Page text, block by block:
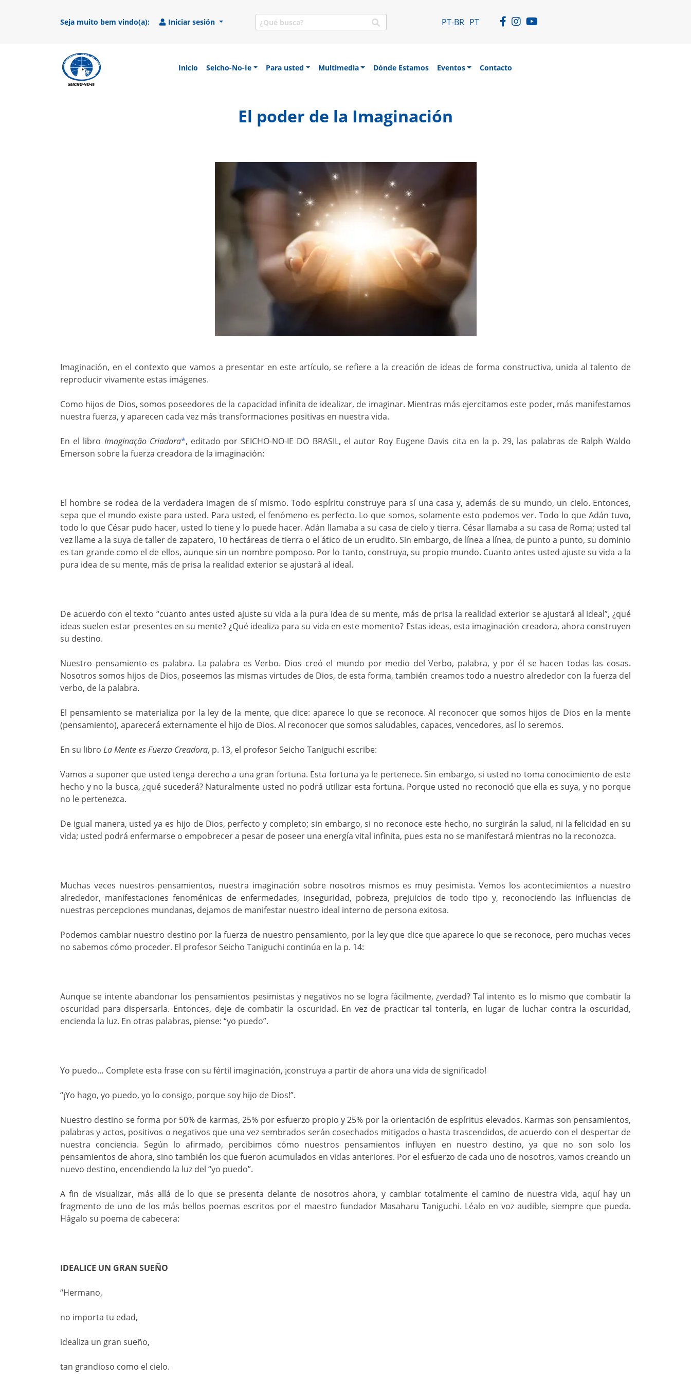
Seja muito bem vindo(a): Iniciar sesión PT-BR PT
Inicio Seicho-No-Ie Para usted Multimedia Dónde Estamos Eventos Contacto
El poder de la Imaginación
Imaginación, en el contexto que vamos a presentar en este artículo, se refiere a la creación de ideas de forma constructiva, unida al talento de
reproducir vivamente estas imágenes.
Como hijos de Dios, somos poseedores de la capacidad infinita de idealizar, de imaginar. Mientras más ejercitamos este poder, más manifestamos
nuestra fuerza, y aparecen cada vez más transformaciones positivas en nuestra vida.
En el libro Imaginação Criadora*, editado por SEICHO-NO-IE DO BRASIL, el autor Roy Eugene Davis cita en la p. 29, las palabras de Ralph Waldo
Emerson sobre la fuerza creadora de la imaginación:
El hombre se rodea de la verdadera imagen de sí mismo. Todo espíritu construye para sí una casa y, además de su mundo, un cielo. Entonces,
sepa que el mundo existe para usted. Para usted, el fenómeno es perfecto. Lo que somos, solamente esto podemos ver. Todo lo que Adán tuvo,
todo lo que César pudo hacer, usted lo tiene y lo puede hacer. Adán llamaba a su casa de cielo y tierra. César llamaba a su casa de Roma; usted tal
vez llame a la suya de taller de zapatero, 10 hectáreas de tierra o el ático de un erudito. Sin embargo, de línea a línea, de punto a punto, su dominio
es tan grande como el de ellos, aunque sin un nombre pomposo. Por lo tanto, construya, su propio mundo. Cuanto antes usted ajuste su vida a la
pura idea de su mente, más de prisa la realidad exterior se ajustará al ideal.
De acuerdo con el texto “cuanto antes usted ajuste su vida a la pura idea de su mente, más de prisa la realidad exterior se ajustará al ideal”, ¿qué
ideas suelen estar presentes en su mente? ¿Qué idealiza para su vida en este momento? Estas ideas, esta imaginación creadora, ahora construyen
su destino.
Nuestro pensamiento es palabra. La palabra es Verbo. Dios creó el mundo por medio del Verbo, palabra, y por él se hacen todas las cosas.
Nosotros somos hijos de Dios, poseemos las mismas virtudes de Dios, de esta forma, también creamos todo a nuestro alrededor con la fuerza del
verbo, de la palabra.
El pensamiento se materializa por la ley de la mente, que dice: aparece lo que se reconoce. Al reconocer que somos hijos de Dios en la mente
(pensamiento), aparecerá externamente el hijo de Dios. Al reconocer que somos saludables, capaces, vencedores, así lo seremos.
En su libro La Mente es Fuerza Creadora, p. 13, el profesor Seicho Taniguchi escribe:
Vamos a suponer que usted tenga derecho a una gran fortuna. Esta fortuna ya le pertenece. Sin embargo, si usted no toma conocimiento de este
hecho y no la busca, ¿qué sucederá? Naturalmente usted no podrá utilizar esta fortuna. Porque usted no reconoció que ella es suya, y no porque
no le pertenezca.
De igual manera, usted ya es hijo de Dios, perfecto y completo; sin embargo, si no reconoce este hecho, no surgirán la salud, ni la felicidad en su
vida; usted podrá enfermarse o empobrecer a pesar de poseer una energía vital infinita, pues esta no se manifestará mientras no la reconozca.
Muchas veces nuestros pensamientos, nuestra imaginación sobre nosotros mismos es muy pesimista. Vemos los acontecimientos a nuestro
alrededor, manifestaciones fenoménicas de enfermedades, inseguridad, pobreza, prejuicios de todo tipo y, reconociendo las influencias de
nuestras percepciones mundanas, dejamos de manifestar nuestro ideal interno de persona exitosa.
Podemos cambiar nuestro destino por la fuerza de nuestro pensamiento, por la ley que dice que aparece lo que se reconoce, pero muchas veces
no sabemos cómo proceder. El profesor Seicho Taniguchi continúa en la p. 14:
Aunque se intente abandonar los pensamientos pesimistas y negativos no se logra fácilmente, ¿verdad? Tal intento es lo mismo que combatir la
oscuridad para dispersarla. Entonces, deje de combatir la oscuridad. En vez de practicar tal tontería, en lugar de luchar contra la oscuridad,
encienda la luz. En otras palabras, piense: “yo puedo”.
Yo puedo… Complete esta frase con su fértil imaginación, ¡construya a partir de ahora una vida de significado!
“¡Yo hago, yo puedo, yo lo consigo, porque soy hijo de Dios!”.
Nuestro destino se forma por 50% de karmas, 25% por esfuerzo propio y 25% por la orientación de espíritus elevados. Karmas son pensamientos,
palabras y actos, positivos o negativos que una vez sembrados serán cosechados mitigados o hasta trascendidos, de acuerdo con el despertar de
nuestra conciencia. Según lo afirmado, percibimos cómo nuestros pensamientos influyen en nuestro destino, ya que no son solo los
pensamientos de ahora, sino también los que fueron acumulados en vidas anteriores. Por el esfuerzo de cada uno de nosotros, vamos creando un
nuevo destino, encendiendo la luz del “yo puedo”.
A fin de visualizar, más allá de lo que se presenta delante de nosotros ahora, y cambiar totalmente el camino de nuestra vida, aquí hay un
fragmento de uno de los más bellos poemas escritos por el maestro fundador Masaharu Taniguchi. Léalo en voz audible, siempre que pueda.
Hágalo su poema de cabecera:
IDEALICE UN GRAN SUEÑO
“Hermano,
no importa tu edad,
idealiza un gran sueño,
tan grandioso como el cielo.